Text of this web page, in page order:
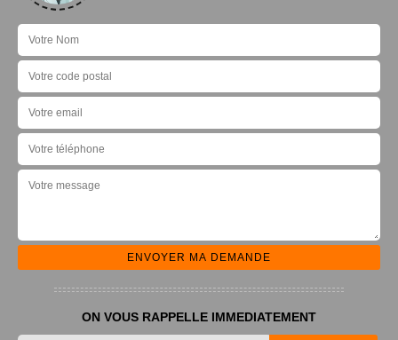
ON VOUS RAPPELLE IMMEDIATEMENT